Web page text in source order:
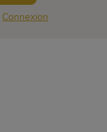
Connexion